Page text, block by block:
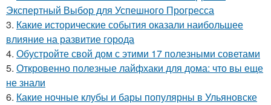
Экспертный Выбор для Успешного Прогресса
3. Какие исторические события оказали наибольшее
влияние на развитие города
4. Обустройте свой дом с этими 17 полезными советами
5. Откровенно полезные лайфхаки для дома: что вы еще
не знали
6. Какие ночные клубы и бары популярны в Ульяновске